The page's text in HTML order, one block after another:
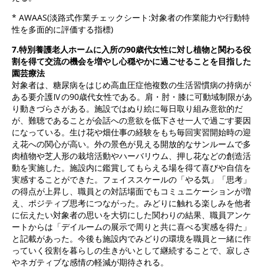
* AWAAS(淡路式作業チェックシート:対象者の作業能力や行動特
性を多面的に評価する指標)
7.特別養護老人ホームに入所の90歳代女性に対し植物と関わる役
割を得て交流の機会を増やし心穏やかに過ごせることを目指した
園芸療法
対象者は、糖尿病をはじめ高血圧症他複数の生活習慣病の持病が
ある要介護Ⅳの90歳代女性である。肩・肘・膝に可動域制限があ
り動きづらさがある。施設ではぬり絵に毎日取り組み意欲的だ
が、難聴であることが会話への意欲を低下させ一人で過ごす要因
になっている。生け花や畑仕事の経験をもち毎回実習開始時の迎
え花への関心が高い。外の景色が見える開放的なサンルームで多
肉植物や芝人形の栽培活動やハーバリウム、押し花などの創造活
動を実施した。施設内に鑑賞してもらえる場を得て喜びや自信を
実感することができた。フェイススケールの「やる気」「思考」
の得点が上昇し、職員との対話場面でもコミュニケーションが増
え、ポジティブ思考につながった。みどりに触れる楽しみを他者
に伝えたい対象者の思いを大切にした関わりの結果、職員アンケ
ートからは「デイルームの展示で周りと共に喜べる実感を得た」
と記載があった。今後も施設内でみどりの環境を職員と一緒に作
っていく役割を暮らしの生きがいとして継続することで、寂しさ
やネガティブな感情の軽減が期待される。